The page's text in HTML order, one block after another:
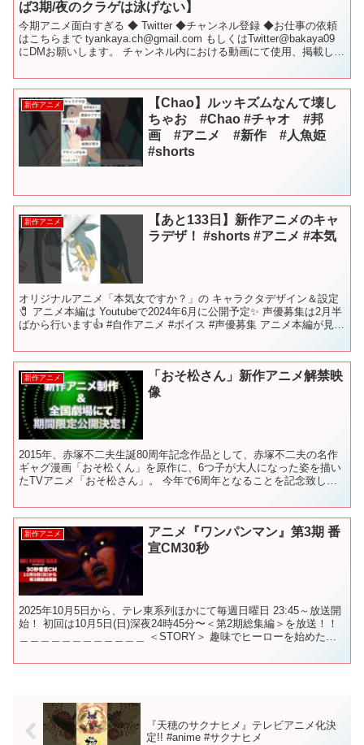
ば3期/夜のクラゲは泳げない】
今期アニメ面白すぎる ◆ Twitter ◆チャンネル登録 ◆お仕事の依頼
はこちらまで tyankaya.ch@gmail.com もしくはTwitter@bakaya09
にDMお願いします。 チャンネル内における動画にて使用、掲載して
新作アニメ
【Chao】ルッキズムなんて壊し
ちゃお #Chao #チャオ #邦
画 #アニメ #新作 #人魚姫
#shorts
新作アニメ
【あと133日】新作アニメのキャ
ラデザ！ #shorts #アニメ #本気
オリジナルアニメ「本気女ですか？」の キャラクタデザイン＆設定
🧷 アニメ本編は Youtubeで2024年6月に公開予定✨ 声優募集は2月半
ばから行います👍 #自作アニメ #ボイス #声優募集 アニメ本編が見た
新作アニメ
「おそ松さん」新作アニメ解禁映
像
2015年、赤塚不二夫生誕80周年記念作品として、赤塚不二夫の名作
ギャグ漫画「おそ松くん」を原作に、6つ子が大人になった姿を描い
たTVアニメ「おそ松さん」。 今年で6周年となることを記念致しま
新作アニメ
アニメ『ワンパンマン』第3期 番
宣CM30秒
2025年10月5日から、テレ東系列ほかにて毎週日曜日 23:45～放送開
始！ 初回は10月5日(日)深夜24時45分〜＜第2期総集編＞を放送！！
＿＿＿＿＿＿＿＿＿＿＿＿ ＜STORY＞ 趣味でヒーローを始めた
『天穂のサクナヒメ』テレビアニメ化決
定!! #anime #サクナヒメ